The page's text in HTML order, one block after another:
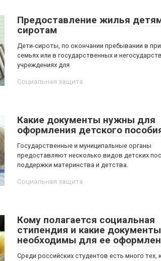
Предоставление жилья
сиротам
Дети-сироты, по окончании пребывании в
семьях или в государственных и
учреждениях для
Социальная защита
Какие документы нужны для
оформления детского
Государственные и муниципальные органы
предоставляют несколько видов детских
поддержки материнства и детства.
Социальная защита
Кому полагается социальная
стипендия и какие документы
необходимы для ее
Среди российских студентов есть много тех,